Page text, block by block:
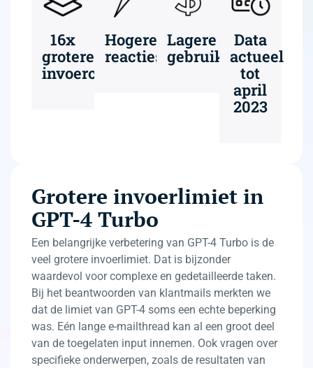
16x
grotere
invoercapaciteit
Hogere
reactiesnelheid
Lagere
gebruikskosten
Data
actueel
tot
april
2023
Grotere invoerlimiet in
GPT-4 Turbo
Een belangrijke verbetering van GPT-4 Turbo is de
veel grotere invoerlimiet. Dat is bijzonder
waardevol voor complexe en gedetailleerde taken.
Bij het beantwoorden van klantmails merkten we
dat de limiet van GPT-4 soms een echte beperking
was. Eén lange e-mailthread kan al een groot deel
van de toegelaten input innemen. Ook vragen over
specifieke onderwerpen, zoals de resultaten van